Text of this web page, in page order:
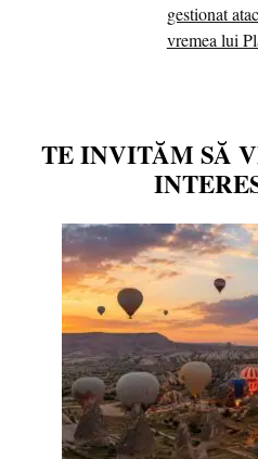
gestionat
vremea lui
TE INVITĂM SĂ